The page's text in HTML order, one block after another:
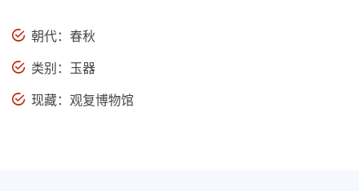
朝代：春秋
类别：玉器
现藏：观复博物馆